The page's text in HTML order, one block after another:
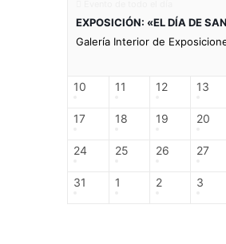
EXPOSICIÓN: «EL DÍA DE
Galería Interior de
10 11 12 13
17 18 19 20
24 25 26 27
31 1 2 3